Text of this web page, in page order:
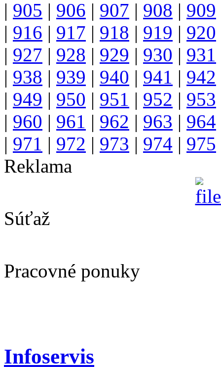
| 905 | 906 | 907 | 908 | 909
| 916 | 917 | 918 | 919 | 920
| 927 | 928 | 929 | 930 | 931
| 938 | 939 | 940 | 941 | 942
| 949 | 950 | 951 | 952 | 953
| 960 | 961 | 962 | 963 | 964
| 971 | 972 | 973 | 974 | 975
Reklama
Súťaž
Pracovné ponuky
Infoservis